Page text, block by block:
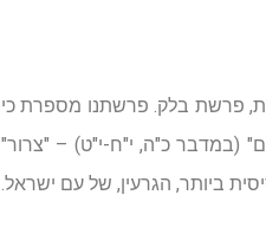
פרשת בלק. פרשתנו מספרת כי
(במדבר כ"ה, י"ח-י"ט) – "צרור"
ביותר, הגרעין, של עם ישראל.